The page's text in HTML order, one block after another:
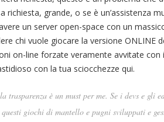
richiesta, grande, o se è un’assistenza
un server open-space con un
chi vuole giocare la versione ONLINE
on-line forzate veramente avvitate
con la tua sciocchezze qui.
trasparenza è un must per me. Se i devs e gli
giochi di mantello e pugni sviluppati e